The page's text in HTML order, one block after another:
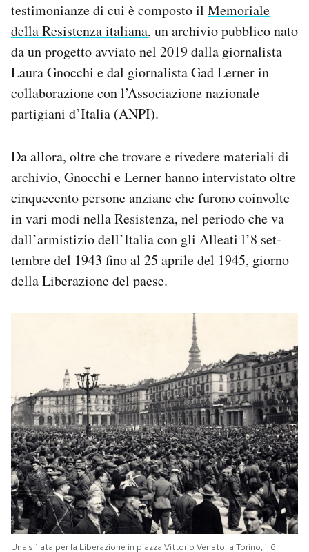
testimonianze di cui è composto il Memoriale
della Resistenza italiana, un archivio pubblico nato
da un progetto avviato nel 2019 dalla giornalista
Laura Gnocchi e dal giornalista Gad Lerner in
collaborazione con l’Associazione nazionale
partigiani d’Italia (ANPI).
Da allora, oltre che trovare e rivedere materiali di
archivio, Gnocchi e Lerner hanno intervistato oltre
cinquecento persone anziane che furono coinvolte
in vari modi nella Resistenza, nel periodo che va
dall’armistizio dell’Italia con gli Alleati l’8 set­
tembre del 1943 fino al 25 aprile del 1945, giorno
della Liberazione del paese.
Una sfilata per la Liberazione in piazza Vittorio Veneto, a Torino, il 6